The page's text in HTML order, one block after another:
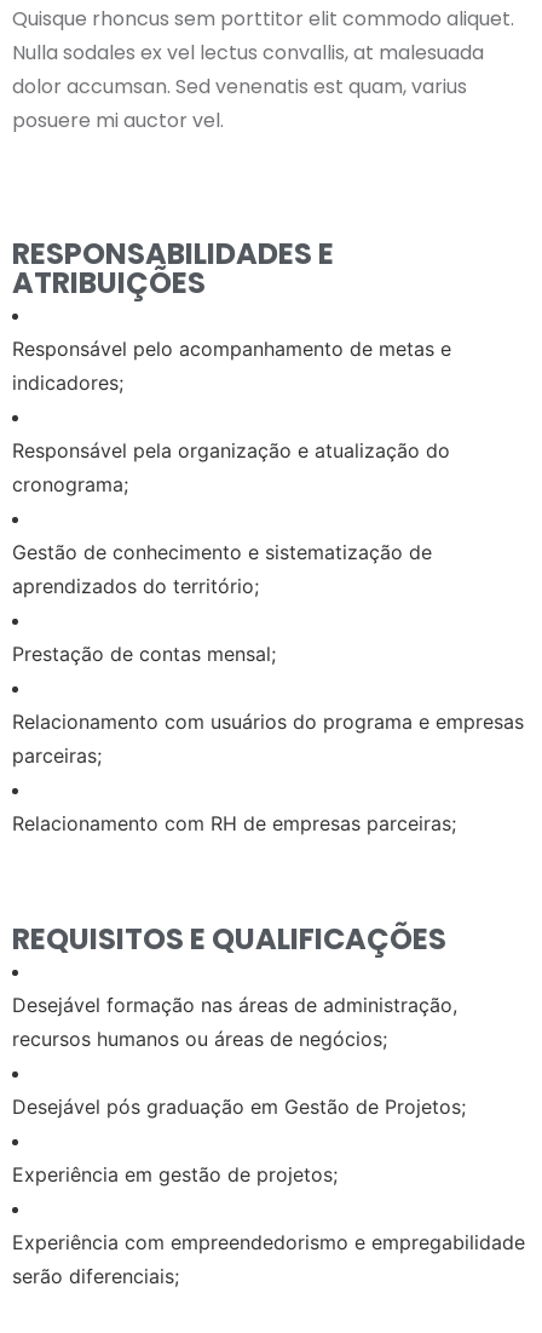
Quisque rhoncus sem porttitor elit commodo aliquet.
Nulla sodales ex vel lectus convallis, at malesuada
dolor accumsan. Sed venenatis est quam, varius
posuere mi auctor vel.
RESPONSABILIDADES E
ATRIBUIÇÕES
Responsável pelo acompanhamento de metas e
indicadores;
Responsável pela organização e atualização do
cronograma;
Gestão de conhecimento e sistematização de
aprendizados do território;
Prestação de contas mensal;
Relacionamento com usuários do programa e empresas
parceiras;
Relacionamento com RH de empresas parceiras;
REQUISITOS E QUALIFICAÇÕES
Desejável formação nas áreas de administração,
recursos humanos ou áreas de negócios;
Desejável pós graduação em Gestão de Projetos;
Experiência em gestão de projetos;
Experiência com empreendedorismo e empregabilidade
serão diferenciais;